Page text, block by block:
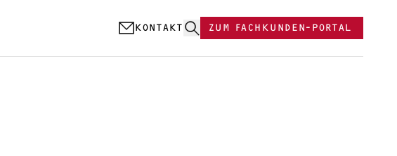
KONTAKT
ZUM FACHKUNDEN-PORTAL